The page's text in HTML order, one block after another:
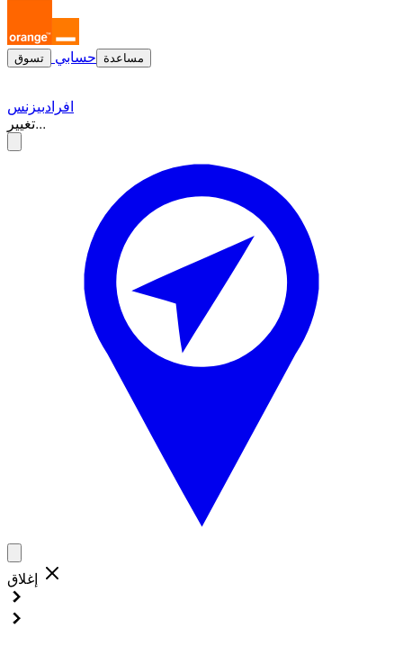
تسوق حسابي مساعدة
افرادبيزنس
تغيير...